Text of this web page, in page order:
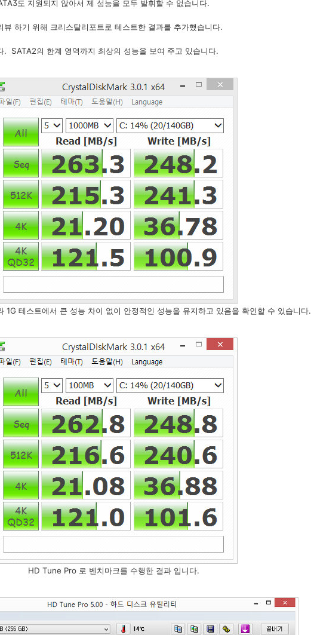
도 지원되지 않아서 제 성능을 모두 발휘할 수 없습니다.
하기 위해 크리스탈리포트로 테스트한 결과를 추가했습니다.
. SATA2의 한계 영역까지 최상의 성능을 보여 주고 있습니다.
1G 테스트에서 큰 성능 차이 없이 안정적인 성능을 유지하고 있음을 확인할 수 있습니다.
HD Tune Pro 로 벤치마크를 수행한 결과 입니다.